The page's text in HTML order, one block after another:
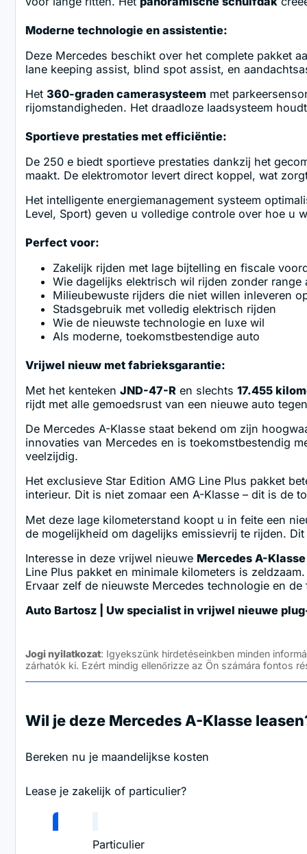
Moderne technologie en assistentie:
Deze Mercedes beschikt over het complete pakket
lane keeping assist, blind spot assist, en
Het 360-graden camerasysteemmet
rijomstandigheden. Het draadloze laadsysteem
Sportieve prestaties met efficiëntie:
De 250 e biedt sportieve prestaties dankzij het
maakt. De elektromotor levert direct koppel, wat
Het intelligente energiemanagement systeem
Level, Sport) geven u volledige controle over hoe u
Perfect voor:
Zakelijk rijden met lage bijtelling en fiscale
Wie dagelijks elektrisch wil rijden zonder range
Milieubewuste rijders die niet willen inleveren
Stadsgebruik met volledig elektrisch rijden
Wie de nieuwste technologie en luxe wil
Als moderne, toekomstbestendige auto
Vrijwel nieuw met fabrieksgarantie:
Met het kenteken JND-47-R en slechts 17.455
rijdt met alle gemoedsrust van een nieuwe auto
De Mercedes A-Klasse staat bekend om zijn
innovaties van Mercedes en is toekomstbestendig
veelzijdig.
Het exclusieve Star Edition AMG Line Plus pakket
interieur. Dit is niet zomaar een A-Klasse – dit is de
Met deze lage kilometerstand koopt u in feite een
de mogelijkheid om dagelijks emissievrij te rijden.
Interesse in deze vrijwel nieuwe Mercedes A-
Line Plus pakket en minimale kilometers is
Ervaar zelf de nieuwste Mercedes technologie en
Auto Bartosz | Uw specialist in vrijwel nieuwe
Jogi nyilatkozat: Igyekszünk hirdetéseinkben minden
zárhatók ki. Ezért mindig ellenőrizze az Ön számára fontos
Wil je deze Mercedes A-Klasse
Bereken nu je maandelijkse kosten
Lease je zakelijk of particulier?
Particulier